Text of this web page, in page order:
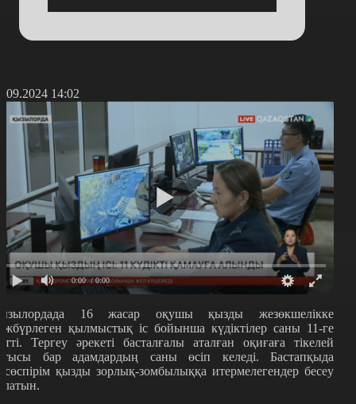
14:02
0:00 / 0:00
16 жасар оқушы қызды жезөкшелікке
қылмыстық іс бойынша күдіктілер саны 11-ге
Тергеу әрекеті басталғалы аталған оқиғаға тікелей
бар адамдардың саны өсіп келеді. Бастапқыда
қызды зорлық-зомбылыққа итермелегендер бесеу